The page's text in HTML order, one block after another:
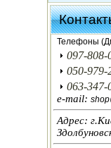
Телефоны
097-808-
050-979-
063-347-
e-mail:
Адрес: